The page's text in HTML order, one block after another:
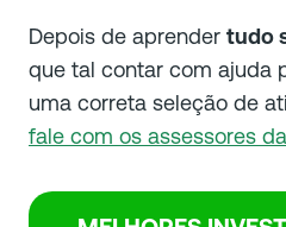
Depois de aprender tudo
que tal contar com ajuda
uma correta seleção de
fale com os assessores